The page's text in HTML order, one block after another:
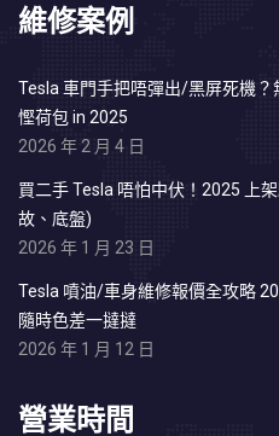
維修案例
Tesla 車門手把唔彈出/黑屏死機
慳荷包 in 2025
2026 年 2 月 4 日
買二手 Tesla 唔怕中伏！2025 上
故、底盤)
2026 年 1 月 23 日
Tesla 噴油/車身維修報價全攻略
隨時色差一撻撻
2026 年 1 月 12 日
營業時間